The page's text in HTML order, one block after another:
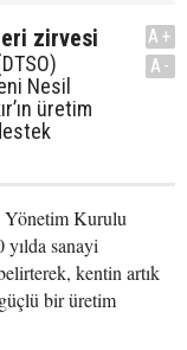
zirvesi
Nesil
üretim
A+
A-
Yönetim Kurulu
yılda sanayi
kentin artık
bir üretim